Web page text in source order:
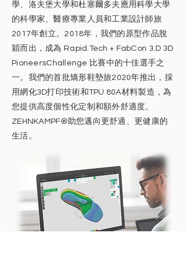
學、洛夫堡大學和杜塞爾多夫應用科學大學
的科學家、醫療專業人員和工業設計師旅
2017年創立。2018年，我們的原型作品脫
穎而出，成為 Rapid.Tech + FabCon 3.D 3D
PioneersChallenge 比賽中的十佳選手之
一。我們的首批矯形鞋墊旅2020年推出，採
用網化3D打印技術和TPU 80A材料製造，為
您提供高度個性化定制和額外舒適度。
ZEHNKAMPF®助您邁向更舒適、更健康的
生活。